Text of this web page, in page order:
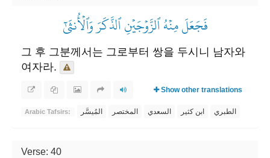
فَجَعَلَ مِنۡهُ ٱلزَّوۡجَيۡنِ ٱلذَّكَرَ وَٱلۡأُنثَىٰٓ
그 후 그분께서는 그로부터 쌍을 두시니 남자와
여자라.
Show other translations
Arabic Tafsirs: المُيسَّر المختصر السعدي ابن كثير الطبري
Verse: 40